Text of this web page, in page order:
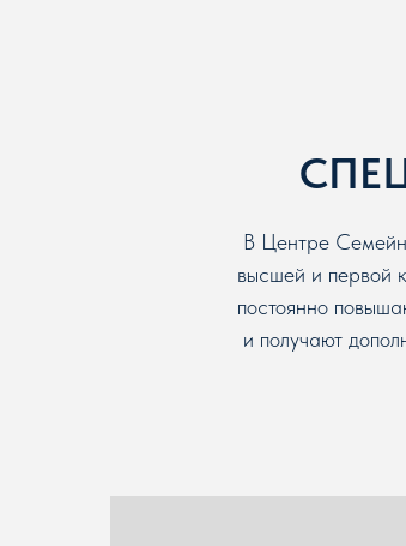
В Центре
высшей и первой
постоянно
и получают